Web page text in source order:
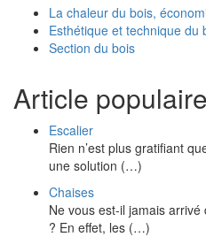
La chaleur du bois,
Esthétique et technique
Section du bois
Article
Escalier
Rien n’est plus gratifiant
une solution (…)
Chaises
Ne vous est-il jamais
? En effet, les (…)